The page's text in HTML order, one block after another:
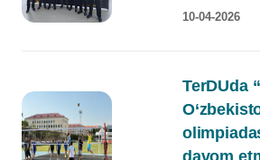
10-04-2026
TerDUda
davom